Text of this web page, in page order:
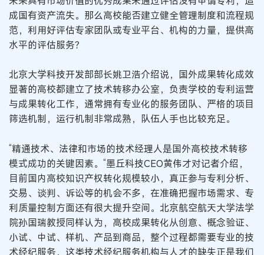
成国有资产流失。那么高校能否建立健全管理制度和流程规
范，利用好评估专家团队或专业平台、机构的力量，提供高
水平的评估服务？
北京大学科技开发部部长姚卫浩介绍说，国外成果转化成效
显著的高校都建立了技术转移办公室，负责学校的专利运营
与成果转化工作，通常拥有专业化的服务团队、严格的项目
筛选机制，运行机制非常成熟，队伍人手也比较充足。
“精通技术、法律和市场的技术经理人是国外高校技术转移
模式成功的关键因素。“墨丘科技CEO黄伟才对记者介绍，
目前国内高校知识产权转化规模较小，真正参与专利分析、
交易、谈判、诉讼等的机会不多，在准确把握市场需求、专
利质量控制方面还有很大提升空间。北京航空航天大学法学
院孙国瑞教授同样认为，高校成果转化从创意、概念验证、
小试、中试、样机、产品到商品，整个过程都需要专业的技
术经纪服务，这类技术经纪服务机构与人才的缺失正是我们